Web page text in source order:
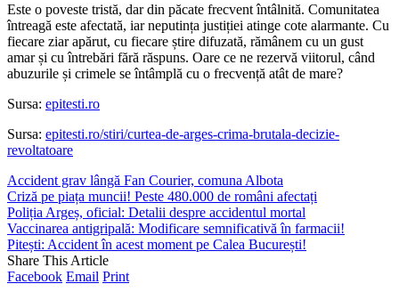
Este o poveste tristă, dar din păcate frecvent întâlnită. Comunitatea
întreagă este afectată, iar neputința justiției atinge cote alarmante. Cu
fiecare ziar apărut, cu fiecare știre difuzată, rămânem cu un gust
amar și cu întrebări fără răspuns. Oare ce ne rezervă viitorul, când
abuzurile și crimele se întâmplă cu o frecvență atât de mare?
Sursa: epitesti.ro
Sursa: epitesti.ro/stiri/curtea-de-arges-crima-brutala-decizie-
revoltatoare
Accident grav lângă Fan Courier, comuna Albota
Criză pe piața muncii! Peste 480.000 de români afectați
Poliția Argeș, oficial: Detalii despre accidentul mortal
Vaccinarea antigripală: Modificare semnificativă în farmacii!
Pitești: Accident în acest moment pe Calea București!
Share This Article
Facebook Email Print